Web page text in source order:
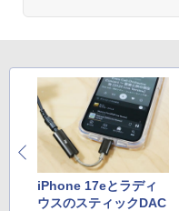
iPhone 17eとラディ
ウスのスティックDAC